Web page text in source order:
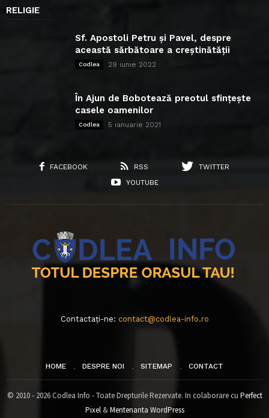
RELIGIE
Sf. Apostoli Petru și Pavel, despre
această sărbătoare a creștinătății
Codlea 29 iunie 2022
În Ajun de Bobotează preotul sfințește
casele oamenilor
Codlea 5 ianuarie 2021
FACEBOOK RSS
TWITTER
YOUTUBE
Contactați-ne: contact@codlea-info.ro
HOME DESPRE NOI SITEMAP CONTACT
© 2010 - 2026 Codlea Info - Toate Drepturile Rezervate. In colaborare cu Perfect
Pixel&Mentenanta WordPress